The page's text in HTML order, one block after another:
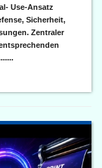
Use-Ansatz
Sicherheit,
Zentraler